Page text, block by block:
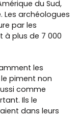
du Sud,
Les archéologues
par les
à plus de 7 000
les
piment non
comme
Ils le
dans leurs